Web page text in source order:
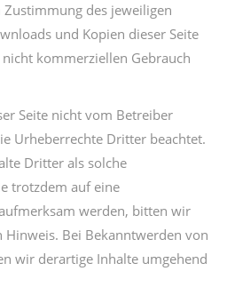
des jeweiligen
und Kopien dieser Seite
kommerziellen Gebrauch
Seite nicht vom Betreiber
Urheberrechte Dritter beachtet.
Dritter als solche
trotzdem auf eine
werden, bitten wir
Bei Bekanntwerden von
wir derartige Inhalte umgehend